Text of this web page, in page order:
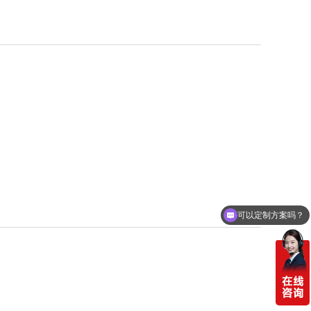
可以定制方案吗？